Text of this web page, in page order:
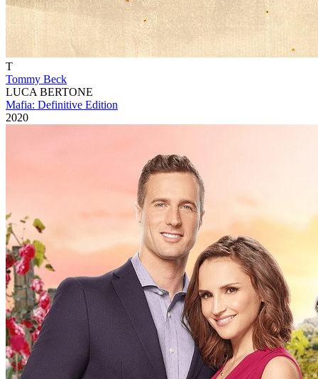
T
Tommy Beck
LUCA BERTONE
Mafia: Definitive Edition
2020